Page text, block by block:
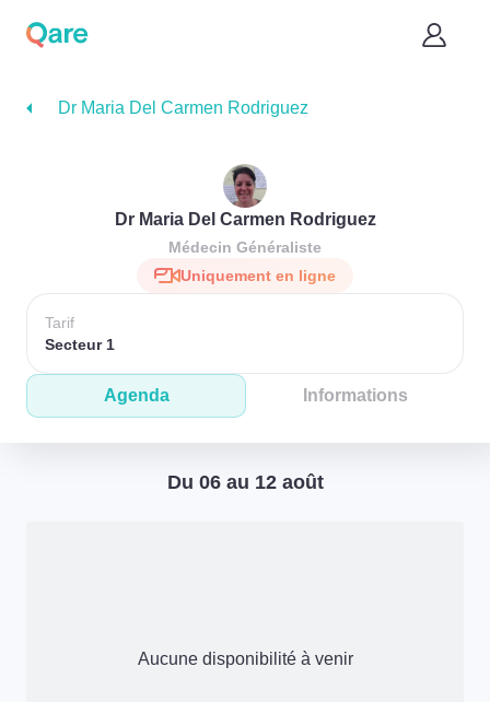
Dr Maria Del Carmen Rodriguez
Dr Maria Del Carmen Rodriguez
Médecin Généraliste
Uniquement en ligne
Tarif
Secteur 1
Agenda Informations
Du 06 au 12 août
Aucune disponibilité à venir